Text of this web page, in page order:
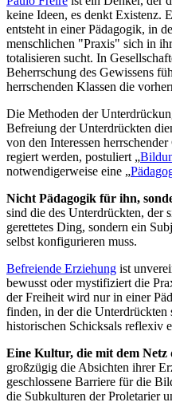
keine Ideen, es denkt Existenz.
entsteht in einer Pädagogik, in
menschlichen "Praxis" sich in
totalisieren sucht. In
Beherrschung des Gewissens
herrschenden Klassen die
Die Methoden der
Befreiung der Unterdrückten
von den Interessen
regiert werden, postuliert „
notwendigerweise eine „
Nicht Pädagogik für ihn,
sind die des Unterdrückten, der
gerettetes Ding, sondern ein
selbst konfigurieren muss.
Befreiende Erziehung ist
bewusst oder mystifiziert die
der Freiheit wird nur in einer
finden, in der die Unterdrückten
historischen Schicksals reflexiv
Eine Kultur, die mit dem
großzügig die Absichten ihrer
geschlossene Barriere für die
die Subkulturen der Proletarier